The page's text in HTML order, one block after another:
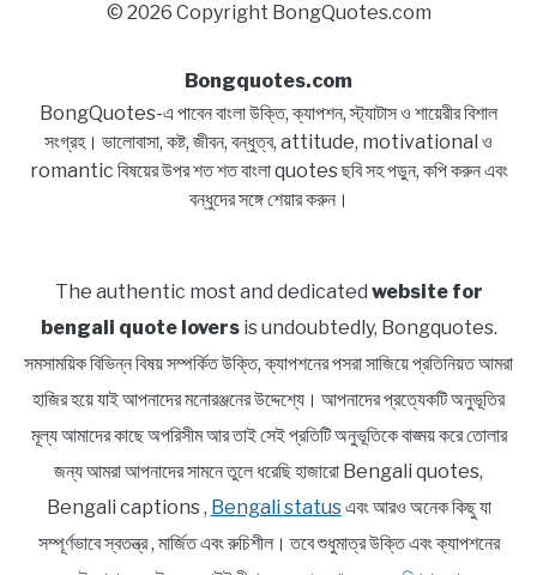
© 2026 Copyright BongQuotes.com
Bongquotes.com
BongQuotes-এ পাবেন বাংলা উক্তি, ক্যাপশন, স্ট্যাটাস ও শায়েরীর বিশাল
সংগ্রহ। ভালোবাসা, কষ্ট, জীবন, বন্ধুত্ব, attitude, motivational ও
romantic বিষয়ের উপর শত শত বাংলা quotes ছবি সহ পড়ুন, কপি করুন এবং
বন্ধুদের সঙ্গে শেয়ার করুন।
The authentic most and dedicated website for
bengali quote loversis undoubtedly, Bongquotes.
সমসাময়িক বিভিন্ন বিষয় সম্পর্কিত উক্তি, ক্যাপশনের পসরা সাজিয়ে প্রতিনিয়ত আমরা
হাজির হয়ে যাই আপনাদের মনোরঞ্জনের উদ্দেশ্যে। আপনাদের প্রত্যেকটি অনুভূতির
মূল্য আমাদের কাছে অপরিসীম আর তাই সেই প্রতিটি অনুভূতিকে বাঙ্ময় করে তোলার
জন্য আমরা আপনাদের সামনে তুলে ধরেছি হাজারো Bengali quotes,
Bengali captions , Bengali statusএবং আরও অনেক কিছু যা
সম্পূর্ণভাবে স্বতন্ত্র , মার্জিত এবং রুচিশীল। তবে শুধুমাত্র উক্তি এবং ক্যাপশনের